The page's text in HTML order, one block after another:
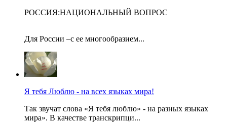
РОССИЯ:НАЦИОНАЛЬНЫЙ ВОПРОС
Для России –с ее многообразием...
Я тебя Люблю - на всех языках мира!
Так звучат слова «Я тебя люблю» - на разных языках
мира». В качестве транскрипци...